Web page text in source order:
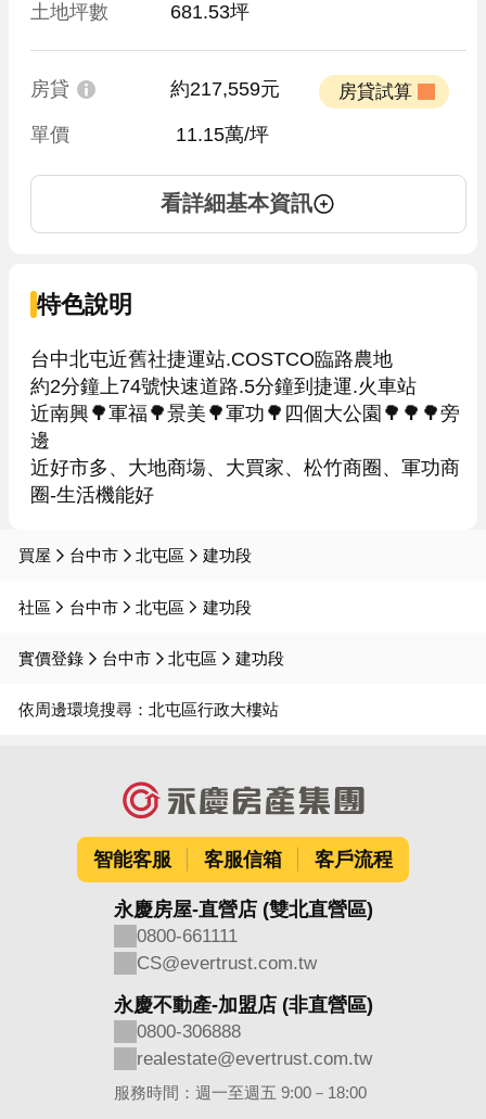
土地坪數 681.53坪
房貸 約217,559元
單價 11.15萬/坪
看詳細基本資訊
特色說明
台中北屯近舊社捷運站.COSTCO臨路農地
約2分鐘上74號快速道路.5分鐘到捷運.火車站
近南興🌳軍福🌳景美🌳軍功🌳四個大公園🌳🌳🌳旁
邊
近好市多、大地商塲、大買家、松竹商圈、軍功商
圈-生活機能好
買屋 台中市 北屯區 建功段
社區 台中市 北屯區 建功段
實價登錄 台中市 北屯區 建功段
依周邊環境搜尋： 北屯區行政大樓站
智能客服 客服信箱 客戶流程
永慶房屋-直營店 (雙北直營區)
0800-661111
CS@evertrust.com.tw
永慶不動產-加盟店 (非直營區)
0800-306888
realestate@evertrust.com.tw
服務時間：週一至週五 9:00－18:00